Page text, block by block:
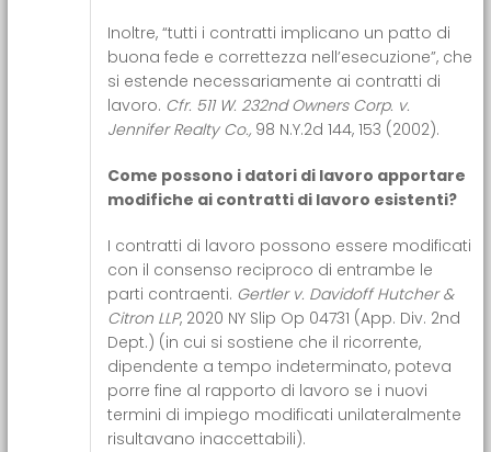
Inoltre, “tutti i contratti implicano un patto di
buona fede e correttezza nell’esecuzione”, che
si estende necessariamente ai contratti di
lavoro. Cfr. 511 W. 232nd Owners Corp. v.
Jennifer Realty Co., 98 N.Y.2d 144, 153 (2002).
Come possono i datori di lavoro apportare
modifiche ai contratti di lavoro esistenti?
I contratti di lavoro possono essere modificati
con il consenso reciproco di entrambe le
parti contraenti. Gertler v. Davidoff Hutcher &
Citron LLP, 2020 NY Slip Op 04731 (App. Div. 2nd
Dept.) (in cui si sostiene che il ricorrente,
dipendente a tempo indeterminato, poteva
porre fine al rapporto di lavoro se i nuovi
termini di impiego modificati unilateralmente
risultavano inaccettabili).